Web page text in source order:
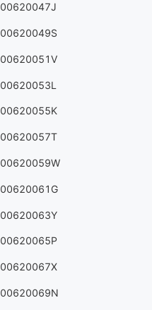
00620047J
00620049S
00620051V
00620053L
00620055K
00620057T
00620059W
00620061G
00620063Y
00620065P
00620067X
00620069N